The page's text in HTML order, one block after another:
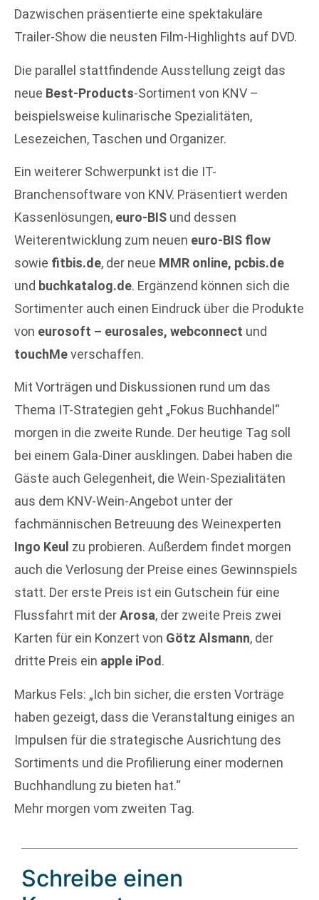
Dazwischen präsentierte eine spektakuläre
Trailer-Show die neusten Film-Highlights auf DVD.
Die parallel stattfindende Ausstellung zeigt das
neue Best-Products-Sortiment von KNV –
beispielsweise kulinarische Spezialitäten,
Lesezeichen, Taschen und Organizer.
Ein weiterer Schwerpunkt ist die IT-
Branchensoftware von KNV. Präsentiert werden
Kassenlösungen, euro-BIS und dessen
Weiterentwicklung zum neuen euro-BIS flow
sowie fitbis.de, der neue MMR online, pcbis.de
und buchkatalog.de. Ergänzend können sich die
Sortimenter auch einen Eindruck über die Produkte
von eurosoft – eurosales, webconnect und
touchMeverschaffen.
Mit Vorträgen und Diskussionen rund um das
Thema IT-Strategien geht „Fokus Buchhandel“
morgen in die zweite Runde. Der heutige Tag soll
bei einem Gala-Diner ausklingen. Dabei haben die
Gäste auch Gelegenheit, die Wein-Spezialitäten
aus dem KNV-Wein-Angebot unter der
fachmännischen Betreuung des Weinexperten
Ingo Keul zu probieren. Außerdem findet morgen
auch die Verlosung der Preise eines Gewinnspiels
statt. Der erste Preis ist ein Gutschein für eine
Flussfahrt mit derArosa, der zweite Preis zwei
Karten für ein Konzert von Götz Alsmann, der
dritte Preis ein apple iPod.
Markus Fels: „Ich bin sicher, die ersten Vorträge
haben gezeigt, dass die Veranstaltung einiges an
Impulsen für die strategische Ausrichtung des
Sortiments und die Profilierung einer modernen
Buchhandlung zu bieten hat.“
Mehr morgen vom zweiten Tag.
Schreibe einen